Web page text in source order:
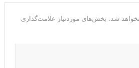
شد. بخش‌های موردنیاز علامت‌گذاری